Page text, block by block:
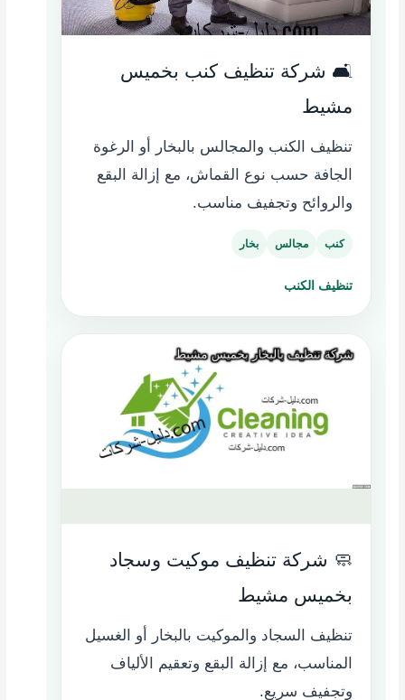
🛋️ شركة تنظيف كنب بخميس
مشيط
تنظيف الكنب والمجالس بالبخار أو الرغوة
الجافة حسب نوع القماش، مع إزالة البقع
والروائح وتجفيف مناسب.
كنب مجالس بخار
تنظيف الكنب
🧼 شركة تنظيف موكيت وسجاد
بخميس مشيط
تنظيف السجاد والموكيت بالبخار أو الغسيل
المناسب، مع إزالة البقع وتعقيم الألياف
وتجفيف سريع.